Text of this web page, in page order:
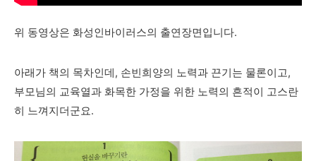
위 동영상은 화성인바이러스의 출연장면입니다.
아래가 책의 목차인데, 손빈희양의 노력과 끈기는 물론이고,
부모님의 교육열과 화목한 가정을 위한 노력의 흔적이 고스란
히 느껴지더군요.